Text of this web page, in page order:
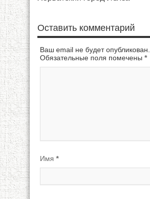
Оставить комментарий
Ваш email не будет опубликован.
Обязательные поля помечены *
Имя *